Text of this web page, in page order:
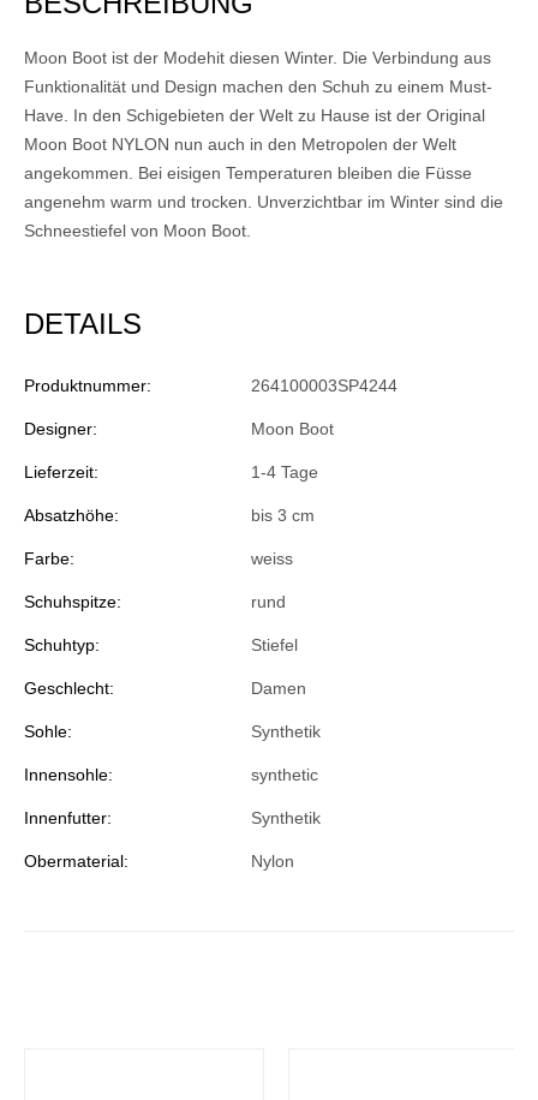
Moon Boot ist der Modehit diesen Winter. Die Verbindung aus
Funktionalität und Design machen den Schuh zu einem Must-
Have. In den Schigebieten der Welt zu Hause ist der Original
Moon Boot NYLON nun auch in den Metropolen der Welt
angekommen. Bei eisigen Temperaturen bleiben die Füsse
angenehm warm und trocken. Unverzichtbar im Winter sind die
Schneestiefel von Moon Boot.
DETAILS
Produktnummer: 264100003SP4244
Designer: Moon Boot
Lieferzeit: 1-4 Tage
Absatzhöhe: bis 3 cm
Farbe: weiss
Schuhspitze: rund
Schuhtyp: Stiefel
Geschlecht: Damen
Sohle: Synthetik
Innensohle: synthetic
Innenfutter: Synthetik
Obermaterial: Nylon